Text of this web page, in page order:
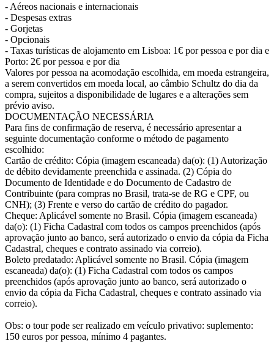
- Aéreos nacionais e internacionais
- Despesas extras
- Gorjetas
- Opcionais
- Taxas turísticas de alojamento em Lisboa: 1€ por pessoa e por dia e
Porto: 2€ por pessoa e por dia
Valores por pessoa na acomodação escolhida, em moeda estrangeira,
a serem convertidos em moeda local, ao câmbio Schultz do dia da
compra, sujeitos a disponibilidade de lugares e a alterações sem
prévio aviso.
DOCUMENTAÇÃO NECESSÁRIA
Para fins de confirmação de reserva, é necessário apresentar a
seguinte documentação conforme o método de pagamento
escolhido:
Cartão de crédito: Cópia (imagem escaneada) da(o): (1) Autorização
de débito devidamente preenchida e assinada. (2) Cópia do
Documento de Identidade e do Documento de Cadastro de
Contribuinte (para compras no Brasil, trata-se de RG e CPF, ou
CNH); (3) Frente e verso do cartão de crédito do pagador.
Cheque: Aplicável somente no Brasil. Cópia (imagem escaneada)
da(o): (1) Ficha Cadastral com todos os campos preenchidos (após
aprovação junto ao banco, será autorizado o envio da cópia da Ficha
Cadastral, cheques e contrato assinado via correio).
Boleto predatado: Aplicável somente no Brasil. Cópia (imagem
escaneada) da(o): (1) Ficha Cadastral com todos os campos
preenchidos (após aprovação junto ao banco, será autorizado o
envio da cópia da Ficha Cadastral, cheques e contrato assinado via
correio).
Obs: o tour pode ser realizado em veículo privativo: suplemento:
150 euros por pessoa, mínimo 4 pagantes.